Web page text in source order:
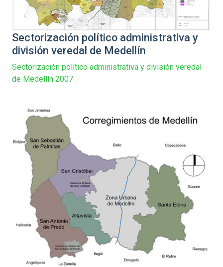
Sectorización político administrativa y
división veredal de Medellín
Sectorización político administrativa y división veredal
de Medellín 2007